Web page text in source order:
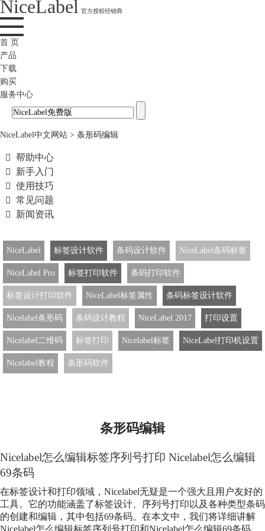
NiceLabel 官方授权经销商
首 页
产品
下载
购买
服务中心
NiceLabel中文网站 > 条形码编辑
 帮助中心

新手入门
 使用技巧
 常见问题

新闻资讯
NiceLabel 标签设计软件 条码设计软件 NiceLabel条码标签
NiceLabel Pro 标签打印软件 条码打印软件
标签设计打印软件 NiceLabel标签属性 条码标签设计软件
Nicelabel条形码 条码设计教程 NiceLabel 2017 打印设置
Nicelabel二维码 标签打印 Nicelabel标签 NiceLabel打印机设置
Nicelabel教程 条形码软件
条形码编辑
Nicelabel怎么编辑标签序列号打印 Nicelabel怎么编辑
69条码
在标签设计和打印领域，Nicelabel无疑是一个强大且用户友好的
工具。它的功能涵盖了标签设计、序列号打印以及各种类型条码
的创建和编辑，其中包括69条码。在本文中，我们将详细讲解
Nicelabel怎么编辑标签序列号打印和Nicelabel怎么编辑69条码，